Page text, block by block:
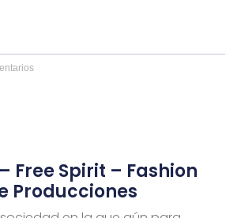
Free Spirit – Fashion
Producciones